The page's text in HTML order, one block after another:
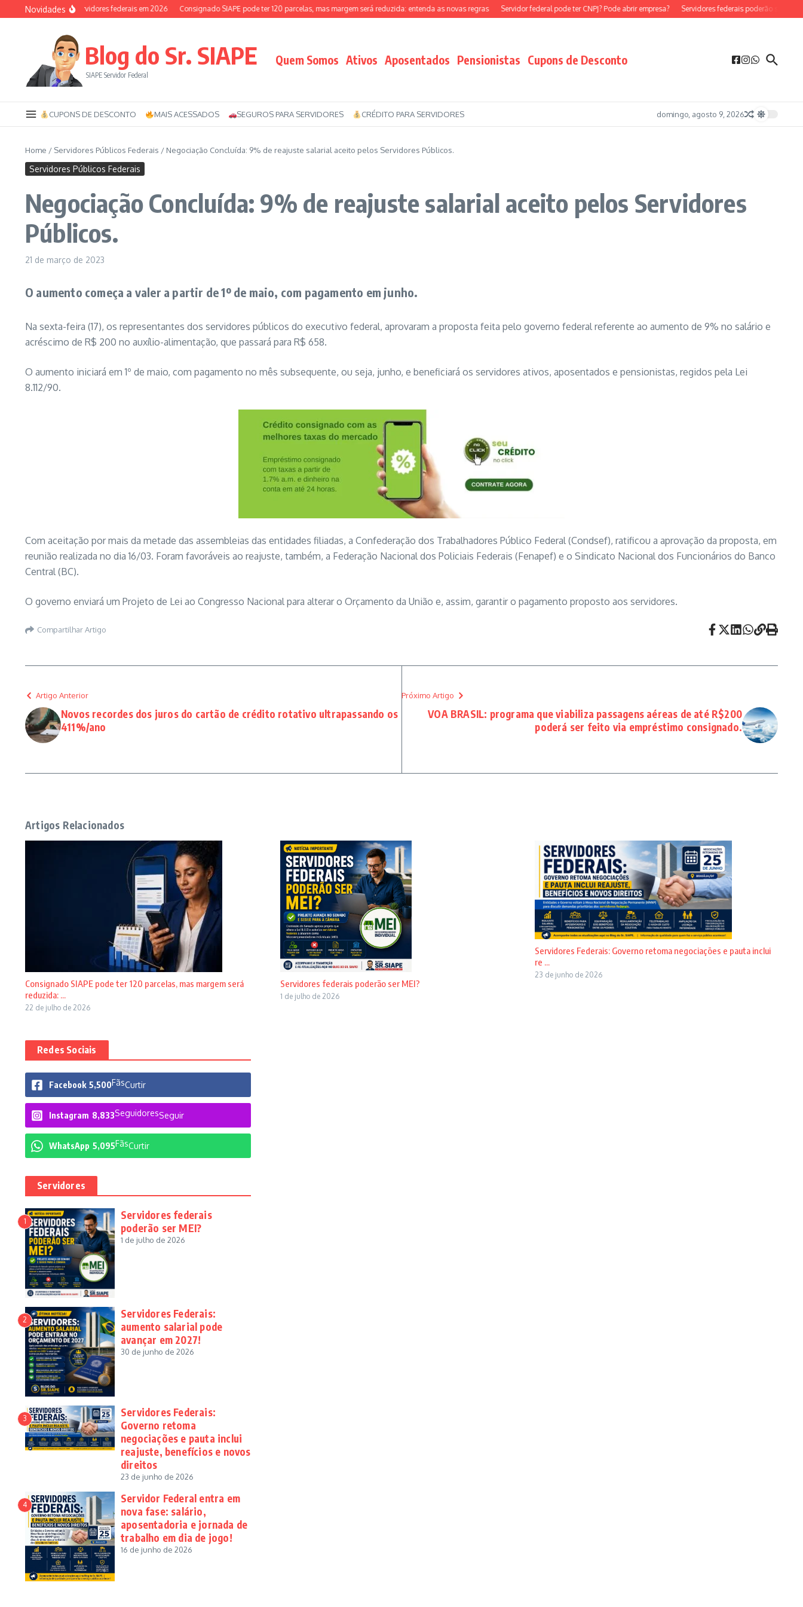
Ir para o conteúdo
Novidades
Auxílio-saúde dos servidores federais em 2026 Consignado SIAPE pode ter 120 parcelas, mas margem será reduzida: entenda as novas regras Servidor federal pode ter CNPJ? Pode abrir empresa? Servidores federais poderão ser MEI?
Blog do Sr. SIAPE
SIAPE Servidor Federal
Quem Somos Ativos Aposentados Pensionistas Cupons de Desconto
CUPONS DE DESCONTO MAIS ACESSADOS SEGUROS PARA SERVIDORES CRÉDITO PARA SERVIDORES domingo, agosto 9, 2026
Home / Servidores Públicos Federais / Negociação Concluída: 9% de reajuste salarial aceito pelos Servidores Públicos.
Servidores Públicos Federais
Negociação Concluída: 9% de reajuste salarial aceito pelos Servidores
Públicos.
21 de março de 2023
O aumento começa a valer a partir de 1º de maio, com pagamento em junho.
Na sexta-feira (17), os representantes dos servidores públicos do executivo federal, aprovaram a proposta feita pelo governo federal referente ao aumento de 9% no salário e
acréscimo de R$ 200 no auxílio-alimentação, que passará para R$ 658.
O aumento iniciará em 1º de maio, com pagamento no mês subsequente, ou seja, junho, e beneficiará os servidores ativos, aposentados e pensionistas, regidos pela Lei
8.112/90.
Com aceitação por mais da metade das assembleias das entidades filiadas, a Confederação dos Trabalhadores Público Federal (Condsef), ratificou a aprovação da proposta, em
reunião realizada no dia 16/03. Foram favoráveis ao reajuste, também, a Federação Nacional dos Policiais Federais (Fenapef) e o Sindicato Nacional dos Funcionários do Banco
Central (BC).
O governo enviará um Projeto de Lei ao Congresso Nacional para alterar o Orçamento da União e, assim, garantir o pagamento proposto aos servidores.
Compartilhar Artigo
Artigo Anterior
Novos recordes dos juros do cartão de crédito rotativo ultrapassando os
411%/ano
Próximo Artigo
VOA BRASIL: programa que viabiliza passagens aéreas de até R$200
poderá ser feito via empréstimo consignado.
Artigos Relacionados
Consignado SIAPE pode ter 120 parcelas, mas margem será
reduzida: ...
22 de julho de 2026
Servidores federais poderão ser MEI?
1 de julho de 2026
Servidores Federais: Governo retoma negociações e pauta inclui
re ...
23 de junho de 2026
Redes Sociais
Facebook 5,500FãsCurtir
Instagram 8,833SeguidoresSeguir
WhatsApp 5,095FãsCurtir
Servidores
1
Servidores federais
poderão ser MEI?
1 de julho de 2026
2
Servidores Federais:
aumento salarial pode
avançar em 2027!
30 de junho de 2026
3
Servidores Federais:
Governo retoma
negociações e pauta inclui
reajuste, benefícios e novos
direitos
23 de junho de 2026
4
Servidor Federal entra em
nova fase: salário,
aposentadoria e jornada de
trabalho em dia de jogo!
16 de junho de 2026